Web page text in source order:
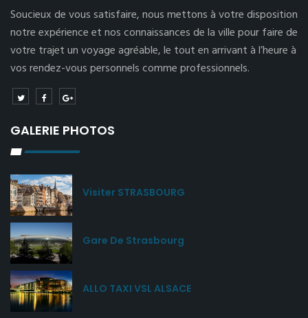
Soucieux de vous satisfaire, nous mettons à votre disposition
notre expérience et nos connaissances de la ville pour faire de
votre trajet un voyage agréable, le tout en arrivant à l’heure à
vos rendez-vous personnels comme professionnels.
GALERIE PHOTOS
Visiter STRASBOURG
Gare De Strasbourg
ALLO TAXI VSL ALSACE